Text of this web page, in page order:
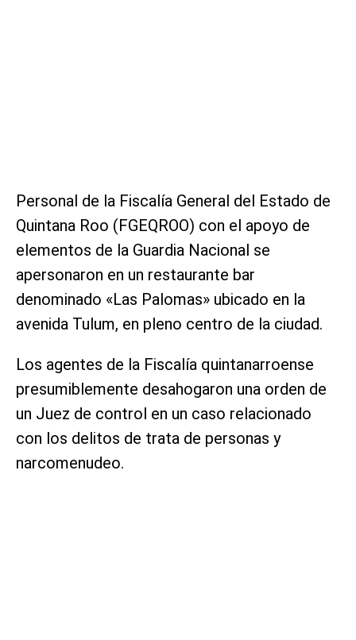
Personal de la Fiscalía General del Estado de
Quintana Roo (FGEQROO) con el apoyo de
elementos de la Guardia Nacional se
apersonaron en un restaurante bar
denominado «Las Palomas» ubicado en la
avenida Tulum, en pleno centro de la ciudad.
Los agentes de la Fiscalía quintanarroense
presumiblemente desahogaron una orden de
un Juez de control en un caso relacionado
con los delitos de trata de personas y
narcomenudeo.